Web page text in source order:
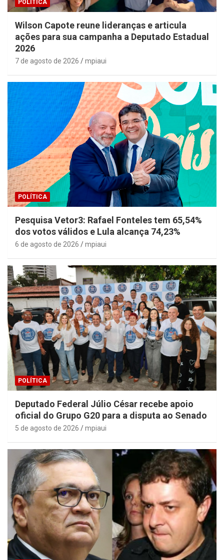
POLÍTICA
Wilson Capote reune lideranças e articula
ações para sua campanha a Deputado Estadual
2026
7 de agosto de 2026 mpiaui
POLÍTICA
Pesquisa Vetor3: Rafael Fonteles tem 65,54%
dos votos válidos e Lula alcança 74,23%
6 de agosto de 2026 mpiaui
POLÍTICA
Deputado Federal Júlio César recebe apoio
oficial do Grupo G20 para a disputa ao Senado
5 de agosto de 2026 mpiaui